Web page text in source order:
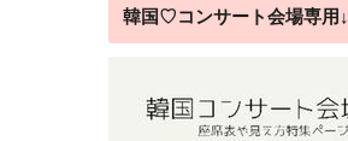
韓国♡コンサート会場専用↓